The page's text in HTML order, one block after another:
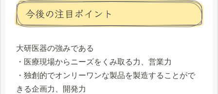
今後の注目ポイント
大研医器の強みである
・医療現場からニーズをくみ取る力、営業力
・独創的でオンリーワンな製品を製造することがで
きる企画力、開発力